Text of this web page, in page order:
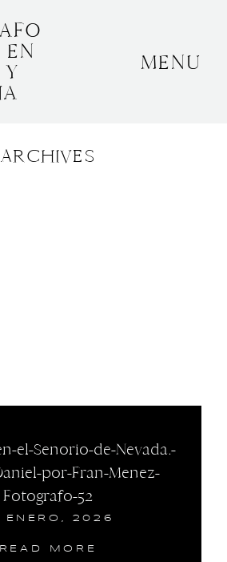
MENU
ARCHIVES
el-Senorio-de-Nevada.-
por-Fran-Menez-
Fotografo-52
ENERO, 2026
READ MORE
BODAS